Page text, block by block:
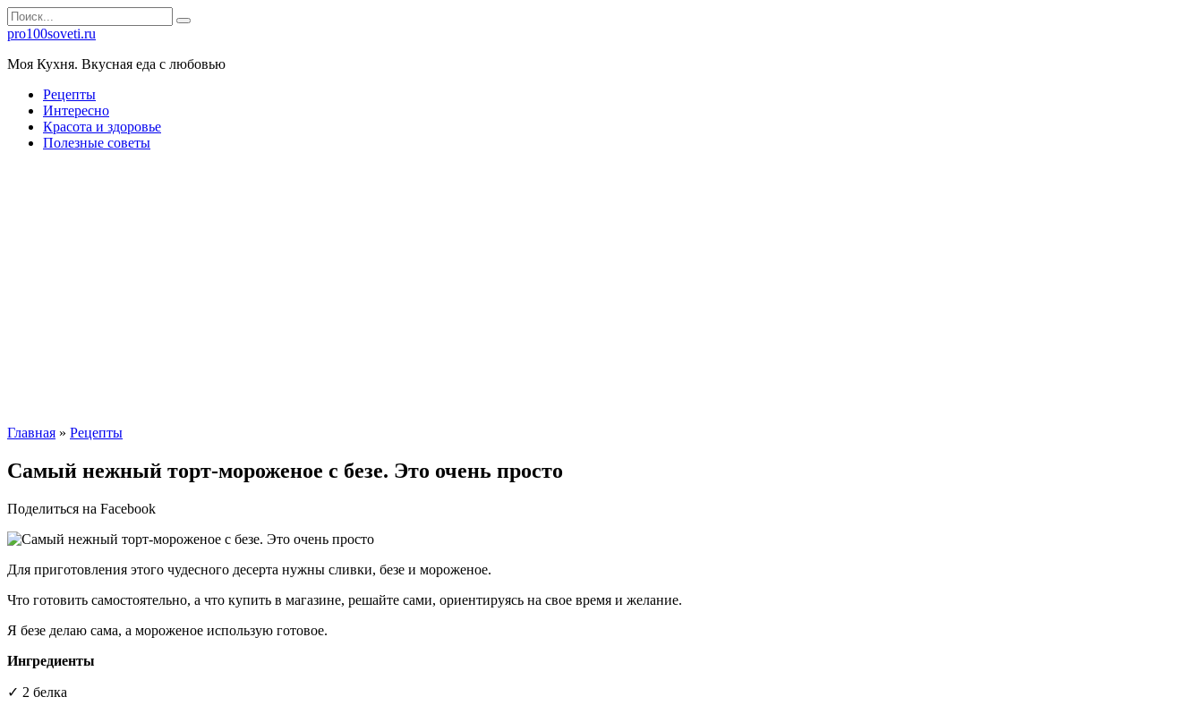
Перейти
к
контенту
Search
for:
pro100soveti.ru
Моя Кухня. Bкусная еда с любовью
Рецепты
Интересно
Красота и здоровье
Полезные советы
Главная » Рецепты
Самый нежный торт-мороженое с безе. Это очень просто
Поделиться на Facebook
Для приготовления этого чудесного десерта нужны сливки, безе и мороженое.
Что готовить самостоятельно, а что купить в магазине, решайте сами, ориентируясь на свое время и желание.
Я безе делаю сама, а мороженое использую готовое.
Ингредиенты
✓ 2 белка